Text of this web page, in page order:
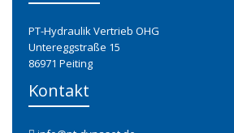
PT-Hydraulik Vertrieb OHG
Untereggstraße 15
86971 Peiting
Kontakt